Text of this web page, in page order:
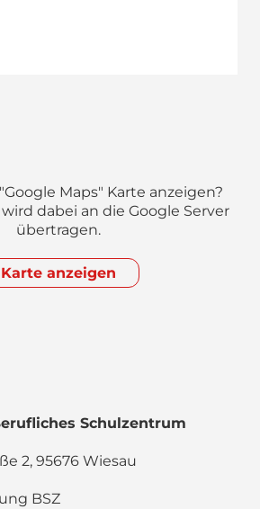
Maps" Karte anzeigen?
dabei an die Google Server
übertragen.
Karte anzeigen
Schulzentrum
2, 95676 Wiesau
BSZ